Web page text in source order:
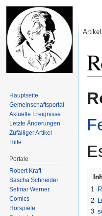
1
2
3
Artikel
Hauptseite
Gemeinschafts­portal
Aktuelle Ereignisse
Letzte Änderungen
Zufälliger Artikel
Hilfe
Portale
Robert Kraft
Sascha Schneider
Selmar Werner
Comics
Hörspiele